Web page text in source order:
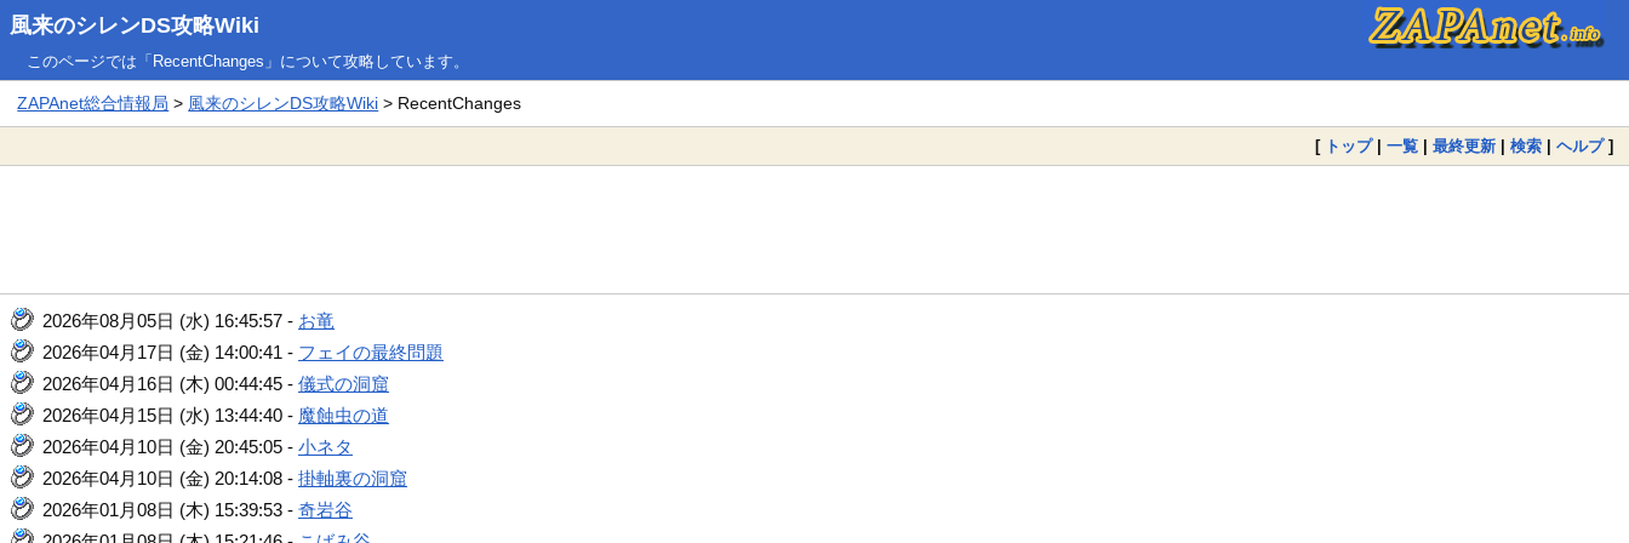
風来のシレンDS攻略Wiki
このページでは「RecentChanges」について攻略しています。
ZAPAnet総合情報局 > 風来のシレンDS攻略Wiki > RecentChanges
[ トップ| 一覧 | 最終更新 | 検索 | ヘルプ]
2026年08月05日 (水) 16:45:57 - お竜
2026年04月17日 (金) 14:00:41 - フェイの最終問題
2026年04月16日 (木) 00:44:45 -儀式の洞窟
2026年04月15日 (水) 13:44:40 - 魔蝕虫の道
2026年04月10日 (金) 20:45:05 -小ネタ
2026年04月10日 (金) 20:14:08 -掛軸裏の洞窟
2026年01月08日 (木) 15:39:53 -奇岩谷